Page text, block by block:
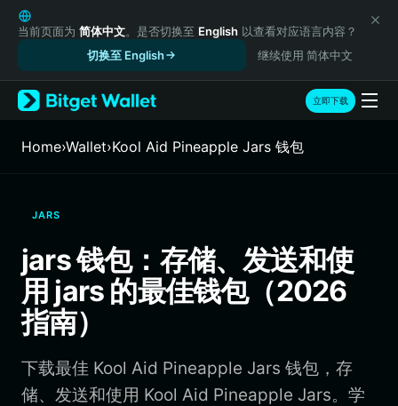
English
日本語
Русский
Español (Latinoamérica)
Türkçe
Italiano
繁體中文
Português (Portugal)
Bahasa Indonesia
ภาษาไทย
हिन्दी
Português (Brasil)
Español (Argentina)
当前页面为 简体中文。是否切换至 English 以查看对应语言内容？
切换至 English
继续使用 简体中文
立即下载
Home›Wallet›Kool Aid Pineapple Jars 钱包
JARS
jars 钱包：存储、发送和使
用 jars 的最佳钱包（2026
指南）
下载最佳 Kool Aid Pineapple Jars 钱包，存
储、发送和使用 Kool Aid Pineapple Jars。学